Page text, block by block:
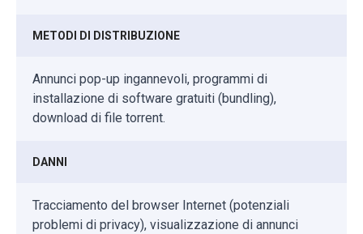
METODI DI DISTRIBUZIONE
Annunci pop-up ingannevoli, programmi di
installazione di software gratuiti (bundling),
download di file torrent.
DANNI
Tracciamento del browser Internet (potenziali
problemi di privacy), visualizzazione di annunci